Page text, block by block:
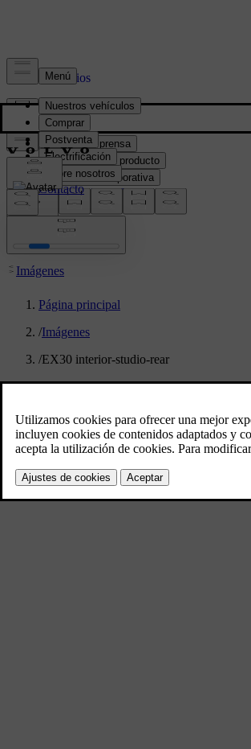
Prensa y Medios
Material de prensa
Información del producto
Información corporativa
Contacto de medios
location:
Imágenes
Página principal
/Imágenes
/EX30 interior-studio-rear